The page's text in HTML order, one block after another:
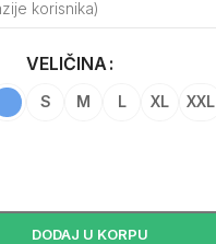
korisnika)
VELIČINA
S M L XL XXL
DODAJ U KORPU